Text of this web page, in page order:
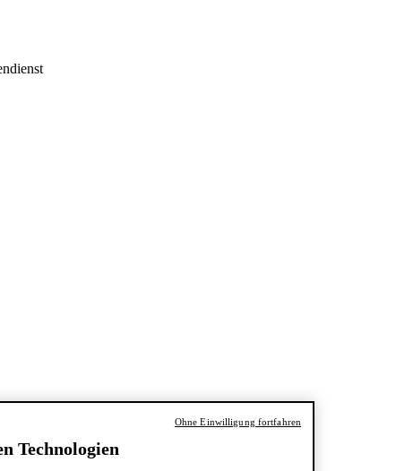
Technologien
Ohne Einwilligung fortfahren